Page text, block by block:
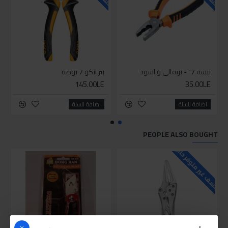
بنسة 7" - برتقالي و اسود
35.00LE
اضافة للسلة
بنز انكو 7 بوصه
145.00LE
اضافة للسلة
PEOPLE ALSO BOUGHT
للاسف غير متوفر حاليا